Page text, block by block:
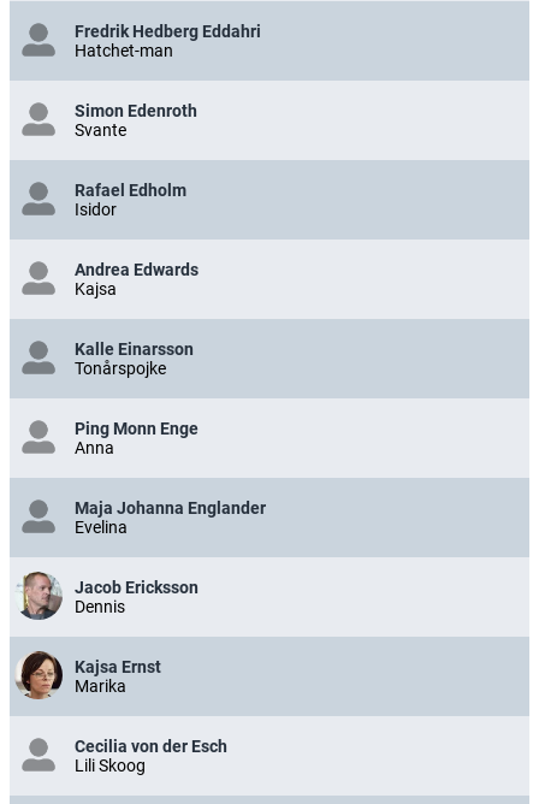
Fredrik Hedberg Eddahri
Hatchet-man
Simon Edenroth
Svante
Rafael Edholm
Isidor
Andrea Edwards
Kajsa
Kalle Einarsson
Tonårspojke
Ping Monn Enge
Anna
Maja Johanna Englander
Evelina
Jacob Ericksson
Dennis
Kajsa Ernst
Marika
Cecilia von der Esch
Lili Skoog